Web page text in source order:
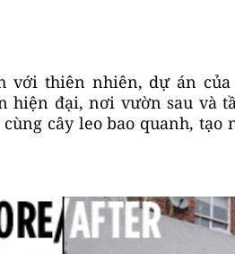
với thiên nhiên, dự án
đại, nơi vườn sau và
cây leo bao quanh,